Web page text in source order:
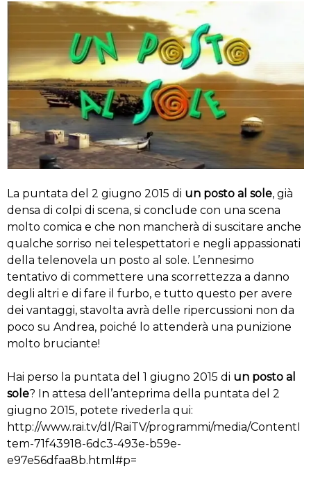
La puntata del 2 giugno 2015 di un posto al sole, già
densa di colpi di scena, si conclude con una scena
molto comica e che non mancherà di suscitare anche
qualche sorriso nei telespettatori e negli appassionati
della telenovela un posto al sole. L’ennesimo
tentativo di commettere una scorrettezza a danno
degli altri e di fare il furbo, e tutto questo per avere
dei vantaggi, stavolta avrà delle ripercussioni non da
poco su Andrea, poiché lo attenderà una punizione
molto bruciante!
Hai perso la puntata del 1 giugno 2015 di un posto al
sole? In attesa dell’anteprima della puntata del 2
giugno 2015, potete rivederla qui:
http://www.rai.tv/dl/RaiTV/programmi/media/ContentI
tem-71f43918-6dc3-493e-b59e-
e97e56dfaa8b.html#p=